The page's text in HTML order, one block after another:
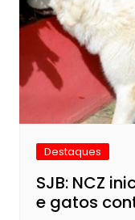
Destaques
SJB: NCZ
e gatos